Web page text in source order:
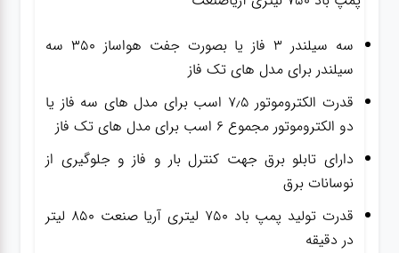
سه سیلندر ۳ فاز یا بصورت جفت هواساز ۳۵۰ سه
سیلندر برای مدل های تک فاز
قدرت الکتروموتور ۷٫۵ اسب برای مدل های سه فاز یا
دو الکتروموتور مجموع ۶ اسب برای مدل های تک فاز
دارای تابلو برق جهت کنترل بار و فاز و جلوگیری از
نوسانات برق
قدرت تولید پمپ باد ۷۵۰ لیتری آریا صنعت ۸۵۰ لیتر
در دقیقه